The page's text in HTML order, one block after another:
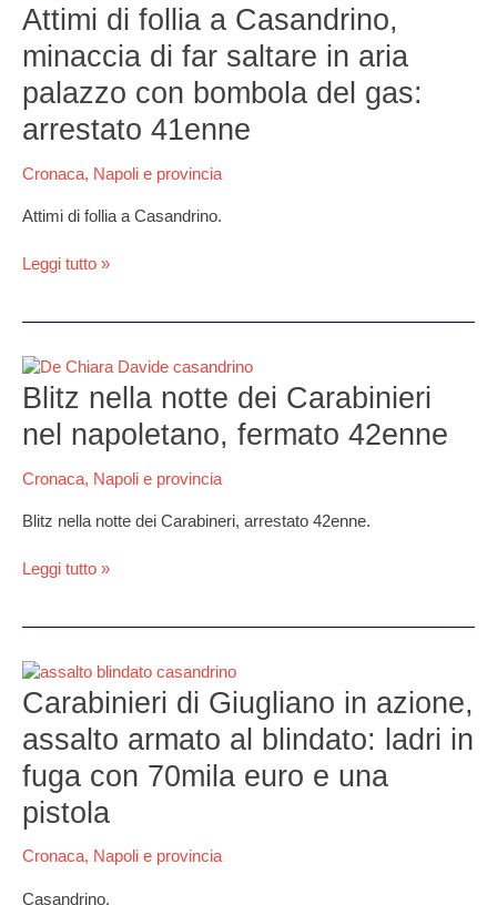
Attimi di follia a Casandrino,
minaccia di far saltare in aria
palazzo con bombola del gas:
arrestato 41enne
Cronaca, Napoli e provincia
Attimi di follia a Casandrino.
di
follia
a
Casandrino,
minaccia
di
saltare
aria
con
arrestato
41enne
Leggi tutto »
Blitz nella notte dei Carabinieri
nel napoletano, fermato 42enne
Cronaca, Napoli e provincia
Blitz nella notte dei Carabineri, arrestato 42enne.
Blitz
nella
notte
dei
nel
fermato
Leggi tutto »
Carabinieri di Giugliano in azione,
assalto armato al blindato: ladri in
fuga con 70mila euro e una
pistola
Cronaca, Napoli e provincia
Casandrino.
Carabinieri
di
Giugliano
in
azione,
assalto
armato
al
blindato: